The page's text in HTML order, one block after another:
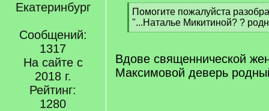
Екатеринбург
Сообщений:
1317
На сайте с
2018 г.
Рейтинг:
1280
[
q
]
Помогите пожалуйста
"...Наталье Микитиной? ?
[
q
]
Вдове священнической
Максимовой деверь